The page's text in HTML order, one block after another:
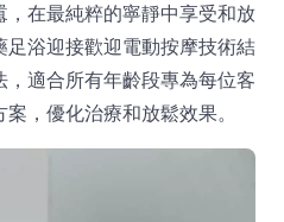
在最純粹的寧靜中享受和放
浴迎接歡迎電動按摩技術結
適合所有年齡段專為每位客
，優化治療和放鬆效果。